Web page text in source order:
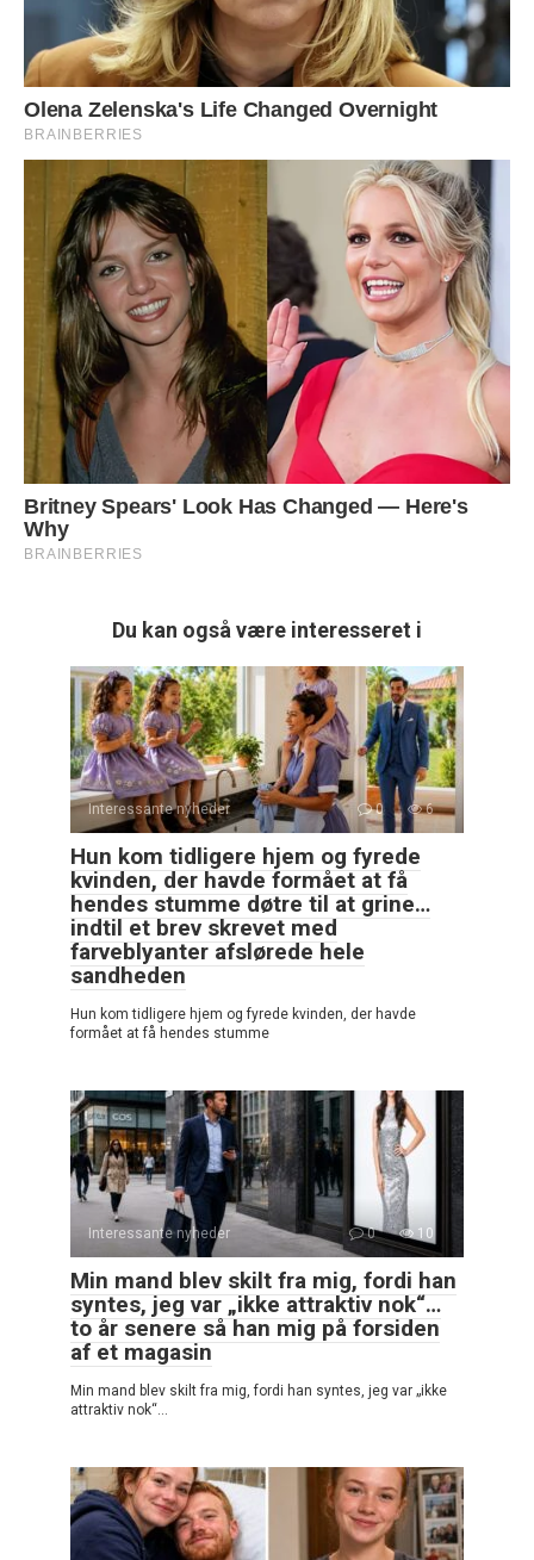
Du kan også være interesseret i
Interessante nyheder 0 6
Hun kom tidligere hjem og fyrede
kvinden, der havde formået at få
hendes stumme døtre til at grine…
indtil et brev skrevet med
farveblyanter afslørede hele
sandheden
Hun kom tidligere hjem og fyrede kvinden, der havde
formået at få hendes stumme
Interessante nyheder 0 10
Min mand blev skilt fra mig, fordi han
syntes, jeg var „ikke attraktiv nok“…
to år senere så han mig på forsiden
af et magasin
Min mand blev skilt fra mig, fordi han syntes, jeg var „ikke
attraktiv nok“…